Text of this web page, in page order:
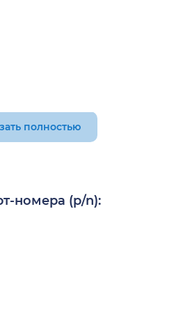
полностью
номера (p/n):